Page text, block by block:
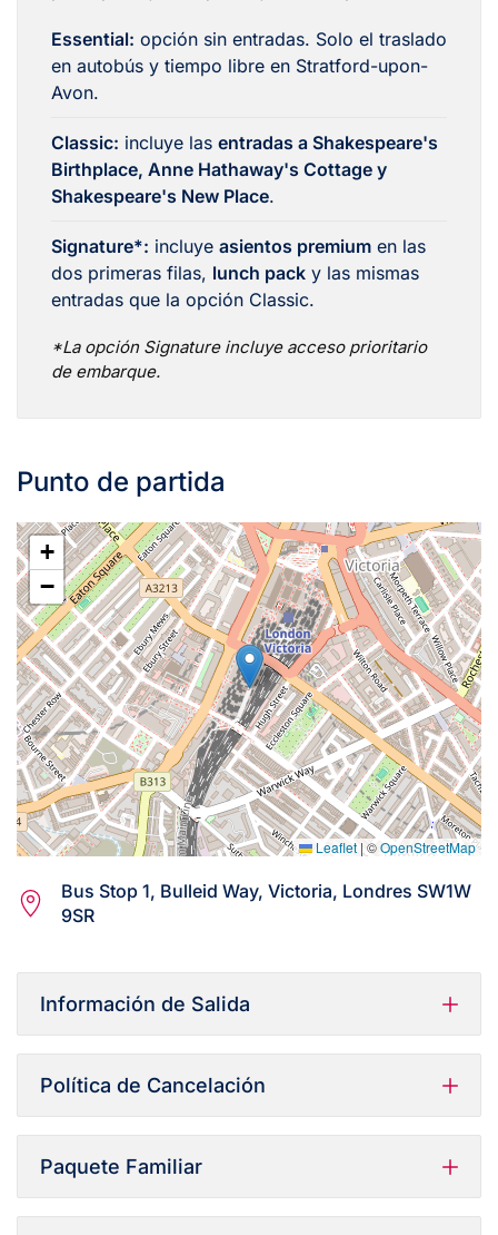
Essential: opción sin entradas. Solo el traslado
en autobús y tiempo libre en Stratford-upon-
Avon.
Classic: incluye las entradas a Shakespeare's
Birthplace, Anne Hathaway's Cottage y
Shakespeare's New Place.
Signature*: incluye asientos premium en las
dos primeras filas, lunch pack y las mismas
entradas que la opción Classic.
*La opción Signature incluye acceso prioritario
de embarque.
Punto de partida
+
−
Leaflet | ©OpenStreetMap
Bus Stop 1, Bulleid Way, Victoria, Londres SW1W
9SR
Información de Salida
Política de Cancelación
Paquete Familiar